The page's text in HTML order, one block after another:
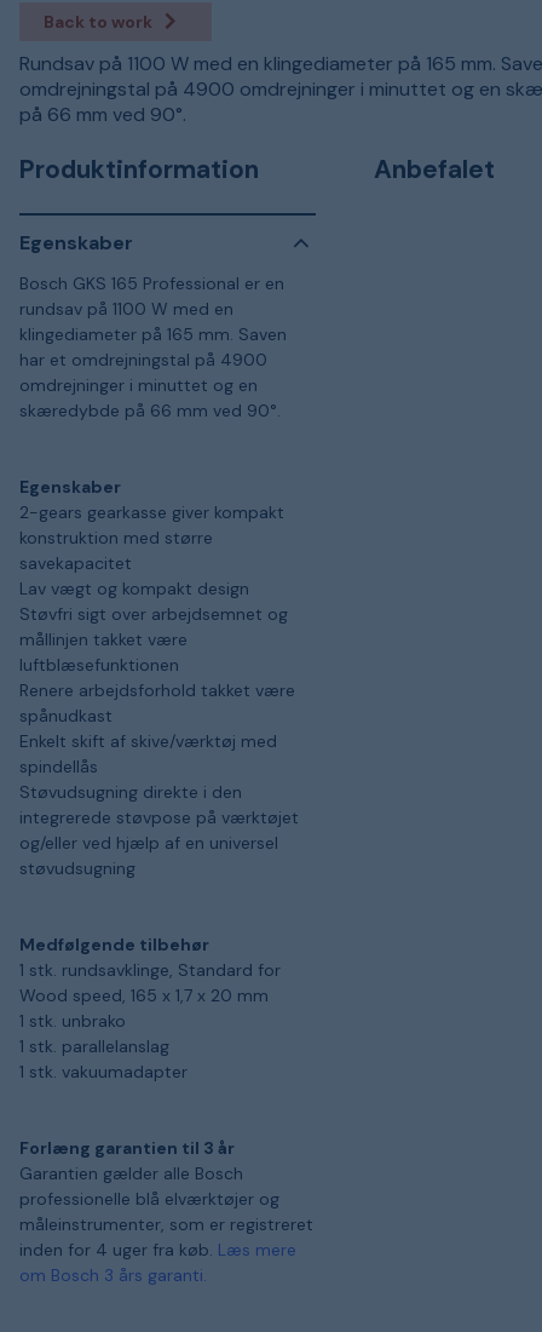
Back to work
Rundsav på 1100 W med en klingediameter på 165 mm.
omdrejningstal på 4900 omdrejninger i minuttet og en
på 66 mm ved 90°.
Produktinformation
Egenskaber
Bosch GKS 165 Professional er en
rundsav på 1100 W med en
klingediameter på 165 mm. Saven
har et omdrejningstal på 4900
omdrejninger i minuttet og en
skæredybde på 66 mm ved 90°.
Egenskaber
2-gears gearkasse giver kompakt
konstruktion med større
savekapacitet
Lav vægt og kompakt design
Støvfri sigt over arbejdsemnet og
mållinjen takket være
luftblæsefunktionen
Renere arbejdsforhold takket være
spånudkast
Enkelt skift af skive/værktøj med
spindellås
Støvudsugning direkte i den
integrerede støvpose på værktøjet
og/eller ved hjælp af en universel
støvudsugning
Medfølgende tilbehør
1 stk. rundsavklinge, Standard for
Wood speed, 165 x 1,7 x 20 mm
1 stk. unbrako
1 stk. parallelanslag
1 stk. vakuumadapter
Forlæng garantien til 3 år
Garantien gælder alle Bosch
professionelle blå elværktøjer og
måleinstrumenter, som er registreret
inden for 4 uger fra køb. Læs mere
om Bosch 3 års garanti.
Anbefalet